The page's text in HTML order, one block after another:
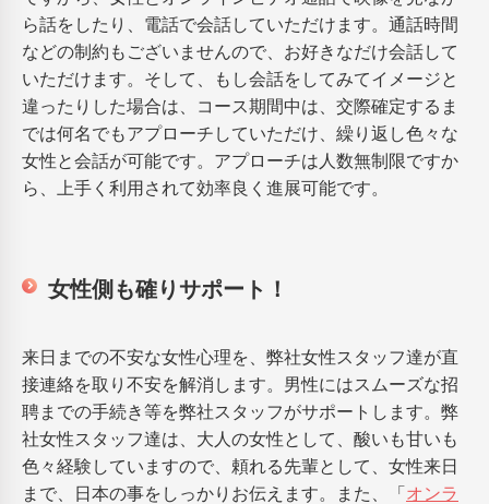
ら話をしたり、電話で会話していただけます。通話時間
などの制約もございませんので、お好きなだけ会話して
いただけます。そして、もし会話をしてみてイメージと
違ったりした場合は、コース期間中は、交際確定するま
では何名でもアプローチしていただけ、繰り返し色々な
女性と会話が可能です。アプローチは人数無制限ですか
ら、上手く利用されて効率良く進展可能です。
女性側も確りサポート！
来日までの不安な女性心理を、弊社女性スタッフ達が直
接連絡を取り不安を解消します。男性にはスムーズな招
聘までの手続き等を弊社スタッフがサポートします。弊
社女性スタッフ達は、大人の女性として、酸いも甘いも
色々経験していますので、頼れる先輩として、女性来日
まで、日本の事をしっかりお伝えます。また、「 オンラ